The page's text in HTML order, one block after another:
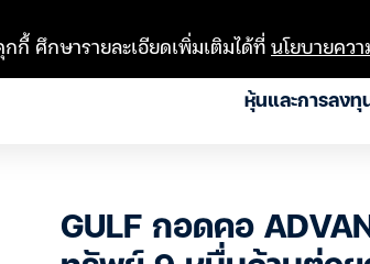
หุ้นและการลงทุน
GULF กอดคอ
กี้ ศึกษารายละเอียดเพิ่มเติมได้ที่นโยบายคว